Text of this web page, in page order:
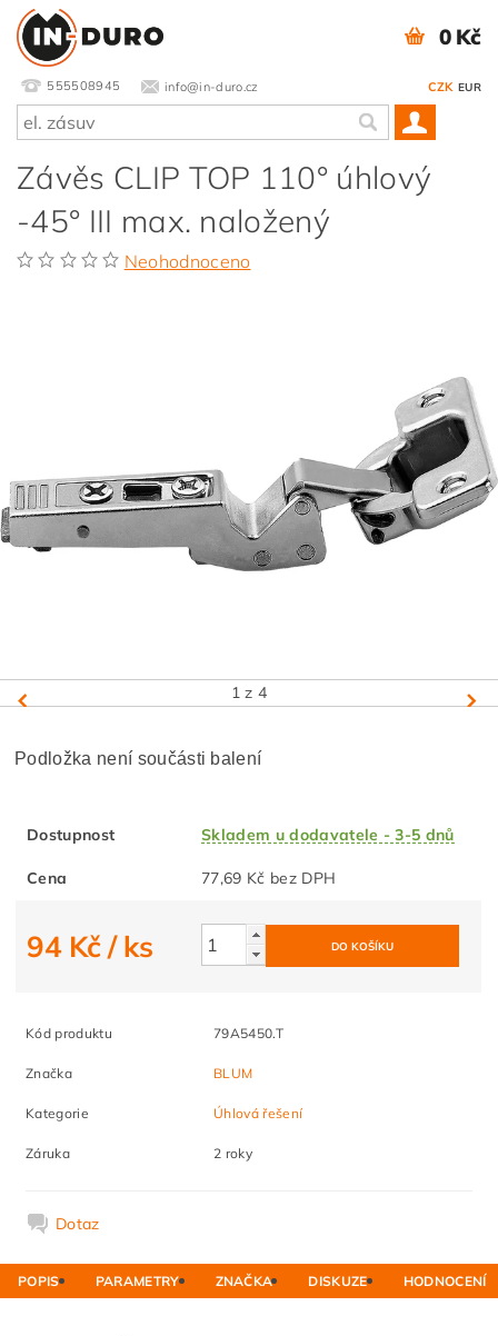
555508945 info@in-duro.cz CZK EUR
0 Kč
Závěs CLIP TOP 110° úhlový
-45° III max. naložený
Neohodnoceno
1 z 4
Podložka není součásti balení
Dostupnost Skladem u dodavatele - 3-5 dnů
Cena 77,69 Kč bez DPH
94 Kč/ ks
Kód produktu 79A5450.T
Značka BLUM
Kategorie Úhlová řešení
Záruka 2 roky
Dotaz
POPIS PARAMETRY ZNAČKA DISKUZE HODNOCENÍ